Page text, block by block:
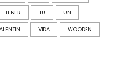
TENER TU UN
VIDA WOODEN